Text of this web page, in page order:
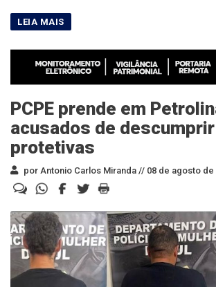
PCPE prende em
acusados de
protetivas
por Antonio Carlos Miranda // 08 de agosto de